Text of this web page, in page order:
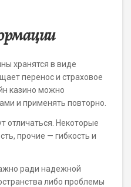
хранятся в виде
перенос и страховое
казино можно
и применять повторно.
отличаться. Некоторые
прочие — гибкость и
ради надежной
либо проблемы